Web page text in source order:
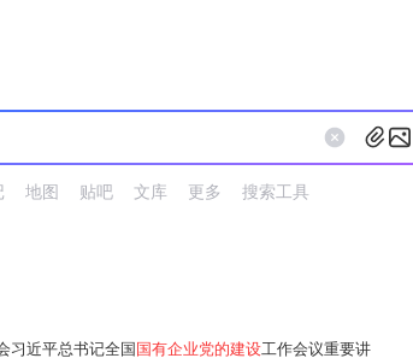
地图 贴吧 文库 更多 搜索工具
习近平总书记全国 国有企业党的建设工作会议重要讲